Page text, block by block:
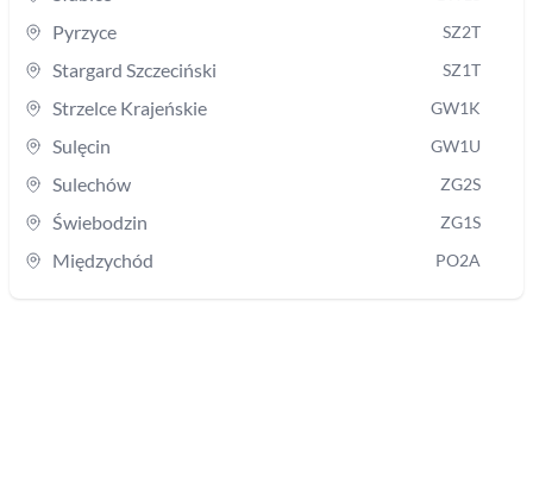
Pyrzyce SZ2T
Stargard Szczeciński SZ1T
Strzelce Krajeńskie GW1K
Sulęcin GW1U
Sulechów ZG2S
Świebodzin ZG1S
Międzychód PO2A